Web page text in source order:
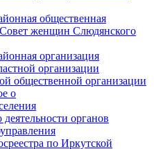
общественная
женщин Слюдянского
организация
организации
общественной организации
о
органов
по Иркутской